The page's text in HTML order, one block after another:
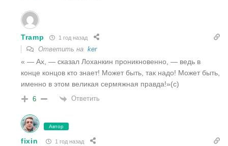
Tramp 1 год назад
Ответить на ker
« — Ах, — сказал Лоханкин проникновенно, — ведь в
конце концов кто знает! Может быть, так надо! Может быть,
именно в этом великая сермяжная правда!»(с)
6 Ответить
Автор
fixin 1 год назад